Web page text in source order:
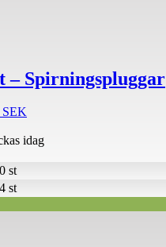
– Spirningspluggar
SEK
till
st
st
idag